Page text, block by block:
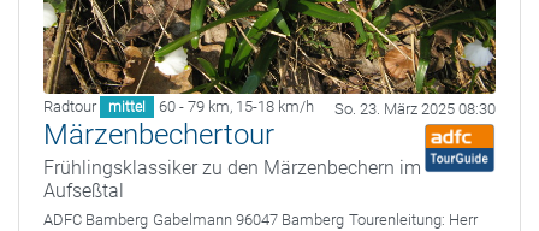
Radtour mittel 60 - 79 km, 15-18 km/h So. 23. März 2025 08:30
Märzenbechertour
Frühlingsklassiker zu den Märzenbechern im
Aufseßtal
ADFC Bamberg Gabelmann 96047 Bamberg Tourenleitung: Herr